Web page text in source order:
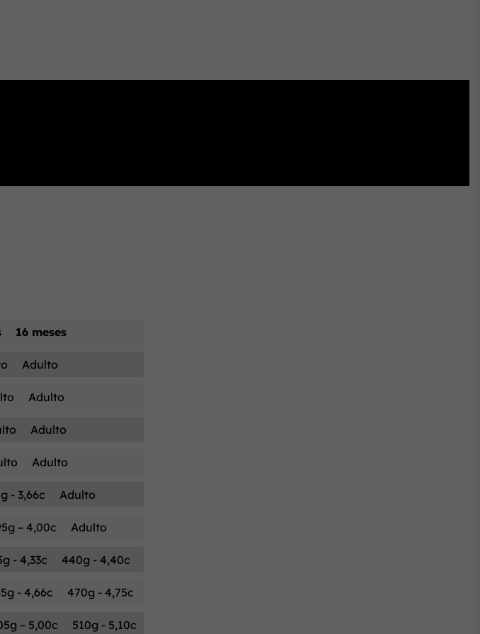
16 meses
Adulto
Adulto
Adulto
Adulto
- 3,66c Adulto
– 4,00c Adulto
- 4,33c 440g - 4,40c
- 4,66c 470g - 4,75c
– 5,00c 510g - 5,10c